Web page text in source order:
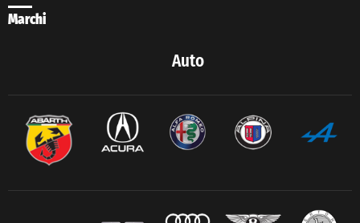
Marchi
Auto